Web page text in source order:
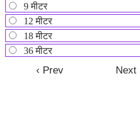
9 मीटर
12 मीटर
18 मीटर
36 मीटर